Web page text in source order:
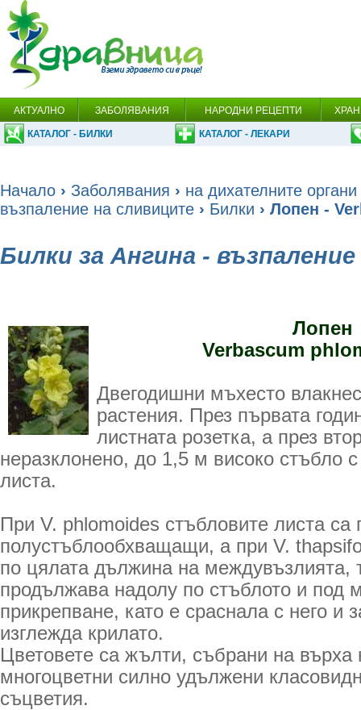
АКТУАЛНО ЗАБОЛЯВАНИЯ НАРОДНИ РЕЦЕПТИ
КАТАЛОГ - БИЛКИ КАТАЛОГ - ЛЕКАРИ
Начало › Заболявания › на дихателните
възпаление на сливиците › Билки › Лопен -
Билки за Ангина -
Лопен
Verbascum
Двегодишни мъхесто
растения. През първата
листната розетка, а през
неразклонено, до 1,5 м високо стъбло
листа.
При V. phlomoides стъбловите листа са
полустъблообхващащи, а при V.
по цялата дължина на междувъзлията,
продължава надолу по стъблото и под
прикрепване, като е сраснала с него и
изглежда крилато.
Цветовете са жълти, събрани на върха
многоцветни силно удължени
съцветия.